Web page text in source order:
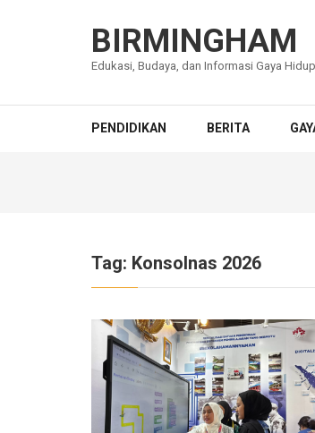
BIRMINGHAM
Edukasi, Budaya, dan Informasi Gaya
PENDIDIKAN BERITA
Tag: Konsolnas 2026